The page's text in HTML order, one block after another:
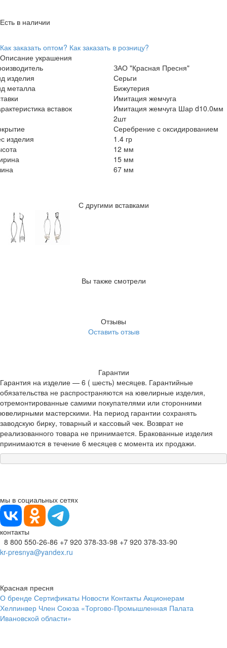
Есть в наличии
Как заказать оптом? Как заказать в розницу?
Описание украшения
ЗАО "Красная Пресня"
изделия
Серьги
металла
Бижутерия
Имитация жемчуга
вставок
Имитация жемчуга Шар d10.0мм
2шт
Серебрение с оксидированием
изделия
1.4 гр
12 мм
15 мм
67 мм
С другими вставками
Вы также смотрели
Отзывы
Оставить отзыв
Гарантии
Гарантия на изделие — 6 ( шесть) месяцев. Гарантийные
обязательства не распространяются на ювелирные изделия,
отремонтированные самими покупателями или сторонними
ювелирными мастерскими. На период гарантии сохранять
заводскую бирку, товарный и кассовый чек. Возврат не
реализованного товара не принимается. Бракованные изделия
принимаются в течение 6 месяцев с момента их продажи.
мы в социальных сетях
контакты
8 800 550-26-86 +7 920 378-33-98 +7 920 378-33-90
kr-presnya@yandex.ru
Красная пресня
О бренде Сертификаты Новости Контакты Акционерам
Хелпинвер Член Союза «Торгово-Промышленная Палата
Ивановской области»